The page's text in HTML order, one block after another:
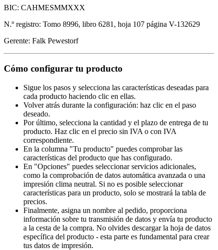
BIC: CAHMESMMXXX
N.º registro: Tomo 8996, libro 6281, hoja 107 página V-132629
Gerente: Falk Pewestorf
Cómo configurar tu producto
Sigue los pasos y selecciona las características deseadas para
cada producto haciendo clic en ellas.
Volver atrás durante la configuración: haz clic en el paso
deseado.
Por último, selecciona la cantidad y el plazo de entrega de tu
producto. Haz clic en el precio sin IVA o con IVA
correspondiente.
En la columna "Tu producto" puedes comprobar las
características del producto que has configurado.
En "Opciones" puedes seleccionar servicios adicionales,
como la comprobación de datos automática avanzada o una
impresión clima neutral. Si no es posible seleccionar
características para un producto, solo se mostrará la tabla de
precios.
Finalmente, asigna un nombre al pedido, proporciona
información sobre tu transmisión de datos y envía tu producto
a la cesta de la compra. No olvides descargar la hoja de datos
específica del producto - esta parte es fundamental para crear
tus datos de impresión.